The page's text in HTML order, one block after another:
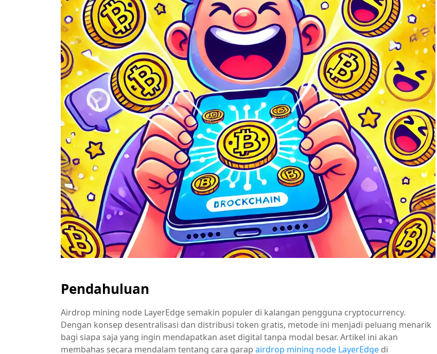
Pendahuluan
Airdrop mining node LayerEdge semakin populer di kalangan pengguna cryptocurrency.
Dengan konsep desentralisasi dan distribusi token gratis, metode ini menjadi peluang menarik
bagi siapa saja yang ingin mendapatkan aset digital tanpa modal besar. Artikel ini akan
membahas secara mendalam tentang cara garap airdrop mining node LayerEdge di